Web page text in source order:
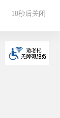
17秒后关闭